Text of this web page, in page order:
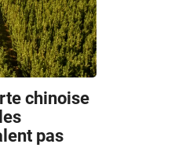
chinoise
pas